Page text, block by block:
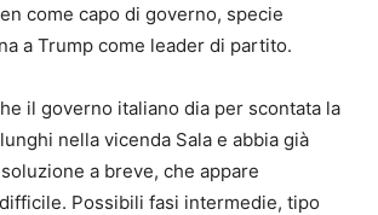
come capo di governo, specie
a Trump come leader di partito.
il governo italiano dia per scontata la
nella vicenda Sala e abbia già
a breve, che appare
Possibili fasi intermedie, tipo